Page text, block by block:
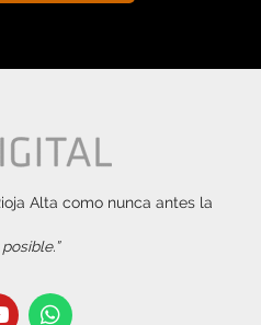
Alta como nunca antes la